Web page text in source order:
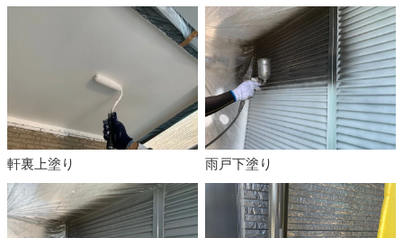
軒裏上塗り 雨戸下塗り